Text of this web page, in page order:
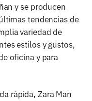
y se producen
tendencias de
variedad de
estilos y gustos,
oficina y para
rápida, Zara Man